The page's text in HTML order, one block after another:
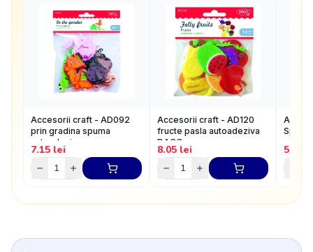
Accesorii craft - AD092
prin gradina spuma
autoadeziva
7.15 lei
Accesorii craft - AD120
fructe pasla autoadeziva
DACO
8.05 lei 5.46